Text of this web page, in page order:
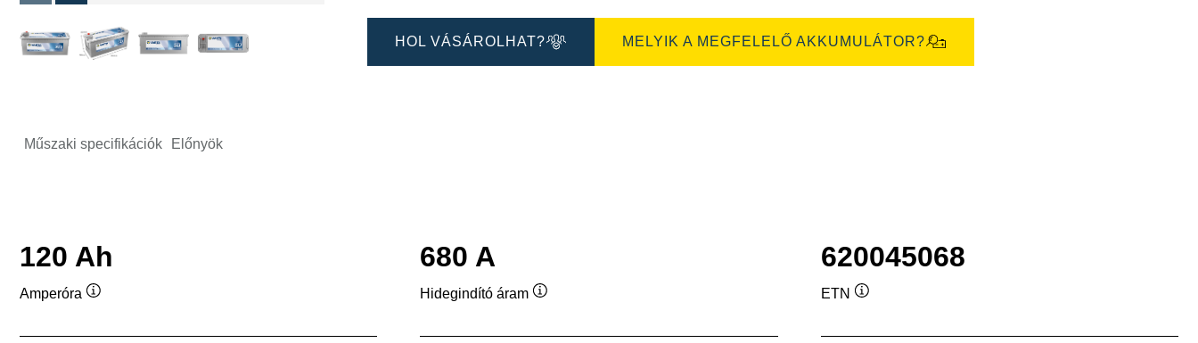
HOL VÁSÁROLHAT? MELYIK A MEGFELELŐ AKKUMULÁTOR?
Műszaki specifikációk Előnyök
120 Ah
Amperóra
680 A
Hidegindító áram
620045068
ETN